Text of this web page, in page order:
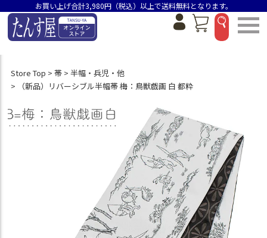
お買い上げ合計3,980円（税込）以上で送料無料となります。
Store Top 帯
半幅・兵児・他
（新品）リバーシブル半幅帯 梅：鳥獣戯画 白 都粋